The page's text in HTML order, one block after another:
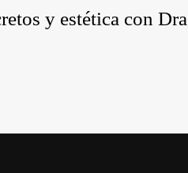
y estética con